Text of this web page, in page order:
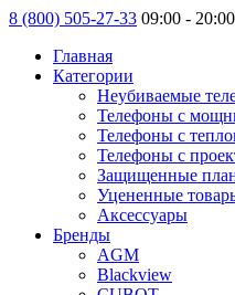
8 (800) 505-27-33 09:00 -
Главная
Категории
Неубиваемые
Телефоны с
Телефоны с
Телефоны с
Защищенные
Уцененные
Аксессуары
Бренды
AGM
Blackview